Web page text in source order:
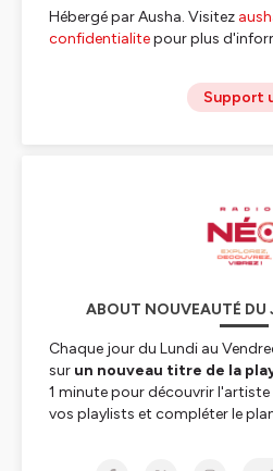
Hébergé par Ausha. Visitez
confidentialitepour plus
Support
ABOUT NOUVEAUTÉ DU
Chaque jour du Lundi au
sur un nouveau titre de la
1 minute pour découvrir l'artiste
vos playlists et compléter le